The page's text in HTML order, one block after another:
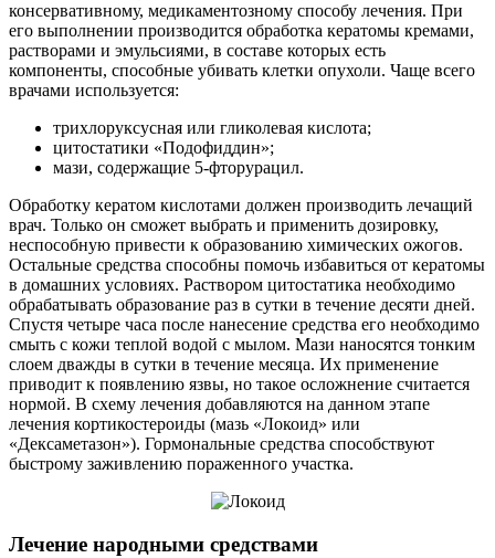
консервативному, медикаментозному способу лечения. При
его выполнении производится обработка кератомы кремами,
растворами и эмульсиями, в составе которых есть
компоненты, способные убивать клетки опухоли. Чаще всего
врачами используется:
трихлоруксусная или гликолевая кислота;
цитостатики «Подофиддин»;
мази, содержащие 5-фторурацил.
Обработку кератом кислотами должен производить лечащий
врач. Только он сможет выбрать и применить дозировку,
неспособную привести к образованию химических ожогов.
Остальные средства способны помочь избавиться от кератомы
в домашних условиях. Раствором цитостатика необходимо
обрабатывать образование раз в сутки в течение десяти дней.
Спустя четыре часа после нанесение средства его необходимо
смыть с кожи теплой водой с мылом. Мази наносятся тонким
слоем дважды в сутки в течение месяца. Их применение
приводит к появлению язвы, но такое осложнение считается
нормой. В схему лечения добавляются на данном этапе
лечения кортикостероиды (мазь «Локоид» или
«Дексаметазон»). Гормональные средства способствуют
быстрому заживлению пораженного участка.
Лечение народными средствами